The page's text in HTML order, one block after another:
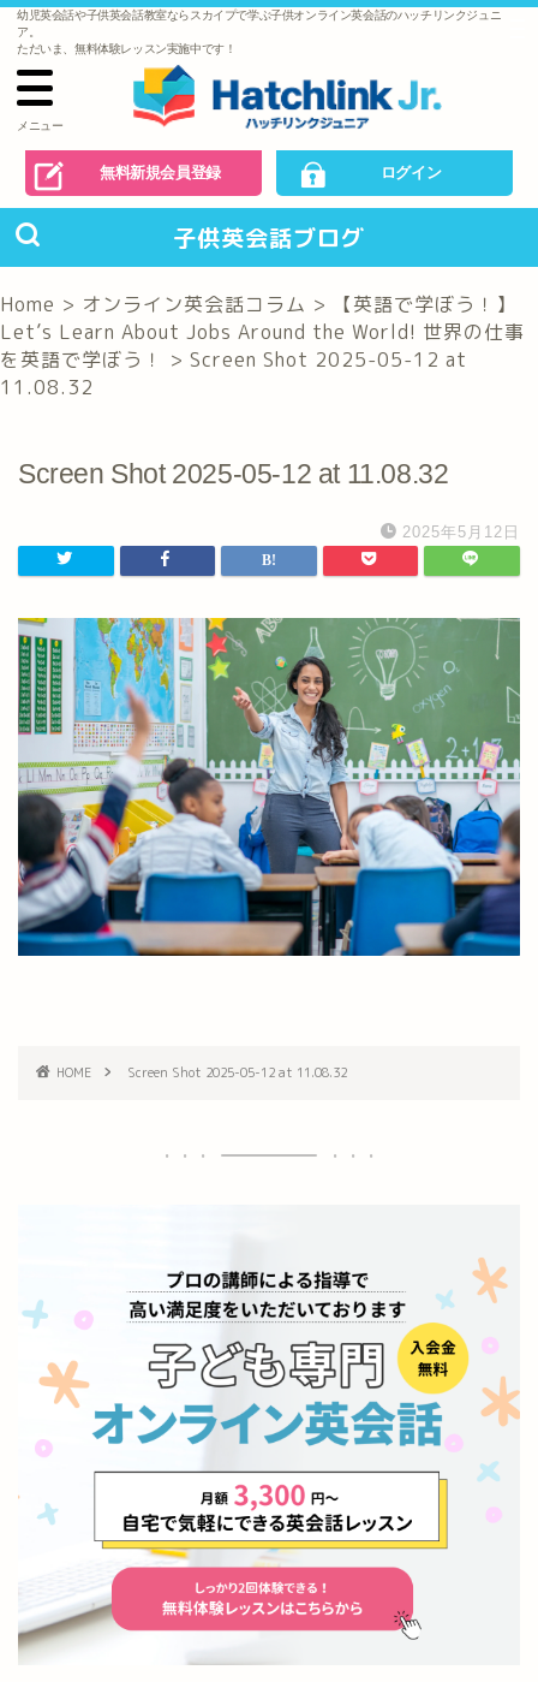
幼児英会話や子供英会話教室ならスカイプで学ぶ子供オンライン英会話のハッチリンクジュニ
ア。
ただいま、無料体験レッスン実施中です！
メニュー
無料新規会員登録 ログイン
子供英会話ブログ
Home > オンライン英会話コラム >
【英語で学ぼう！】
Let’s Learn About Jobs Around the World! 世界の仕事
を英語で学ぼう！
> Screen Shot 2025-05-12 at
11.08.32
Screen Shot 2025-05-12 at 11.08.32
2025年5月12日
HOME Screen Shot 2025-05-12 at 11.08.32